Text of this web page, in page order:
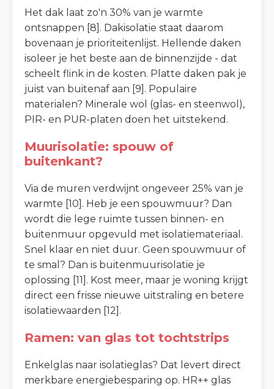
Het dak laat zo'n 30% van je warmte
ontsnappen [8]. Dakisolatie staat daarom
bovenaan je prioriteitenlijst. Hellende daken
isoleer je het beste aan de binnenzijde - dat
scheelt flink in de kosten. Platte daken pak je
juist van buitenaf aan [9]. Populaire
materialen? Minerale wol (glas- en steenwol),
PIR- en PUR-platen doen het uitstekend.
Muurisolatie: spouw of
buitenkant?
Via de muren verdwijnt ongeveer 25% van je
warmte [10]. Heb je een spouwmuur? Dan
wordt die lege ruimte tussen binnen- en
buitenmuur opgevuld met isolatiemateriaal.
Snel klaar en niet duur. Geen spouwmuur of
te smal? Dan is buitenmuurisolatie je
oplossing [11]. Kost meer, maar je woning krijgt
direct een frisse nieuwe uitstraling en betere
isolatiewaarden [12].
Ramen: van glas tot tochtstrips
Enkelglas naar isolatieglas? Dat levert direct
merkbare energiebesparing op. HR++ glas